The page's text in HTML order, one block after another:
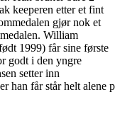
keeperen etter et fint
gjør nok et
William
1999) får sine første
godt i den yngre
setter inn
han får står helt alene